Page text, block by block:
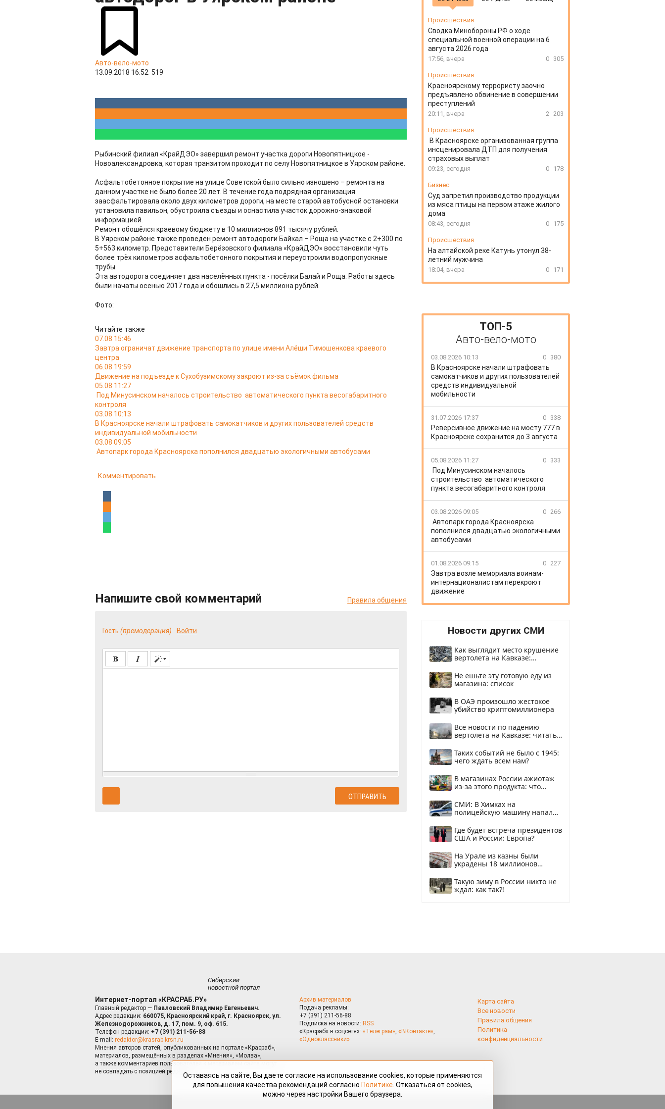
Авто-вело-мото
13.09.2018 16:52 519
Рыбинский филиал «КрайДЭО» завершил ремонт участка дороги Новопятницкое -
Новоалександровка, которая транзитом проходит по селу Новопятницкое в Уярском районе.
Асфальтобетонное покрытие на улице Советской было сильно изношено – ремонта на
данном участке не было более 20 лет. В течение года подрядная организация
заасфальтировала около двух километров дороги, на месте старой автобусной остановки
установила павильон, обустроила съезды и оснастила участок дорожно-знаковой
информацией.
Ремонт обошёлся краевому бюджету в 10 миллионов 891 тысячу рублей.
В Уярском районе также проведен ремонт автодороги Байкал – Роща на участке с 2+300 по
5+563 километр. Представители Берёзовского филиала «КрайДЭО» восстановили чуть
более трёх километров асфальтобетонного покрытия и переустроили водопропускные
трубы.
Эта автодорога соединяет два населённых пункта - посёлки Балай и Роща. Работы здесь
были начаты осенью 2017 года и обошлись в 27,5 миллиона рублей.
Фото:
Читайте также
07.08 15:46
Завтра ограничат движение транспорта по улице имени Алёши Тимошенкова краевого
центра
06.08 19:59
Движение на подъезде к Сухобузимскому закроют из-за съёмок фильма
05.08 11:27
Под Минусинском началось строительство автоматического пункта весогабаритного
контроля
03.08 10:13
В Красноярске начали штрафовать самокатчиков и других пользователей средств
индивидуальной мобильности
03.08 09:05
Автопарк города Красноярска пополнился двадцатью экологичными автобусами
Комментировать
Напишите свой комментарий Правила общения
Гость (премодерация) Войти
Происшествия
Сводка Минобороны РФ о ходе
специальной военной операции на 6
августа 2026 года
17:56, вчера 0 305
Происшествия
Красноярскому террористу заочно
предъявлено обвинение в совершении
преступлений
20:11, вчера 2 203
Происшествия
В Красноярске организованная группа
инсценировала ДТП для получения
страховых выплат
09:23, сегодня 0 178
Бизнес
Суд запретил производство продукции
из мяса птицы на первом этаже жилого
дома
08:43, сегодня 0 175
Происшествия
На алтайской реке Катунь утонул 38-
летний мужчина
18:04, вчера 0 171
ТОП-5
Авто-вело-мото
03.08.2026 10:13 0 380
В Красноярске начали штрафовать
самокатчиков и других пользователей
средств индивидуальной
мобильности
31.07.2026 17:37 0 338
Реверсивное движение на мосту 777 в
Красноярске сохранится до 3 августа
05.08.2026 11:27 0 333
Под Минусинском началось
строительство автоматического
пункта весогабаритного контроля
03.08.2026 09:05 0 266
Автопарк города Красноярска
пополнился двадцатью экологичными
автобусами
01.08.2026 09:15 0 227
Завтра возле мемориала воинам-
интернационалистам перекроют
движение
Новости других СМИ
Как выглядит место крушение
вертолета на Кавказе:
Не ешьте эту готовую еду из
магазина: список
В ОАЭ произошло жестокое
убийство криптомиллионера
Все новости по падению
вертолета на Кавказе: читать
Таких событий не было с 1945:
чего ждать всем нам?
В магазинах России ажиотаж
из-за этого продукта: что
СМИ: В Химках на
полицейскую машину напали
Где будет встреча президентов
США и России: Европа?
На Урале из казны были
украдены 18 миллионов
Такую зиму в России никто не
ждал: как так?!
Сибирский
новостной портал
Интернет-портал «КРАСРАБ.РУ»
Главный редактор — Павловский Владимир Евгеньевич.
Адрес редакции: 660075, Красноярский край, г. Красноярск, ул.
Железнодорожников, д. 17, пом. 9, оф. 615.
Телефон редакции: +7 (391) 211-56-88
E-mail: redaktor@krasrab.krsn.ru
Мнения авторов статей, опубликованных на портале «Красраб»,
материалов, размещённых в разделах «Мнения», «Молва»,
а также комментариев пользователей к материалам сайта могут
не совпадать с позицией редакции.
Архив материалов
Подача рекламы:
+7 (391) 211-56-88
Подписка на новости: RSS
«Красраб» в соцсетях: «Телеграм», «ВКонтакте»,
«Одноклассники»
Карта сайта
Все новости
Правила общения
Политика
конфиденциальности
Оставаясь на сайте, Вы даете согласие на использование cookies, которые применяются
для повышения качества рекомендаций согласно Политике . Отказаться от cookies,
можно через настройки Вашего браузера.